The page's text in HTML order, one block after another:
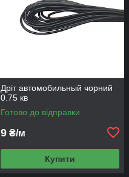
Дріт автомобильный чорний
0.75 кв
Готово до відправки
9 ₴/м
Купити